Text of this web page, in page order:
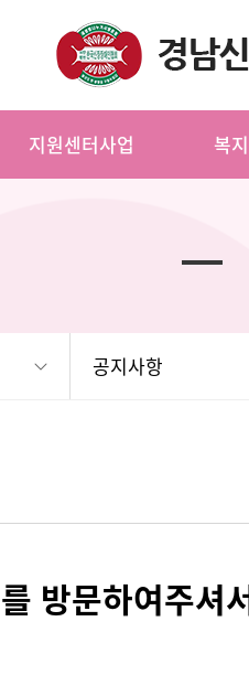
지원센터사업 복
공지사항
방문하여주셔